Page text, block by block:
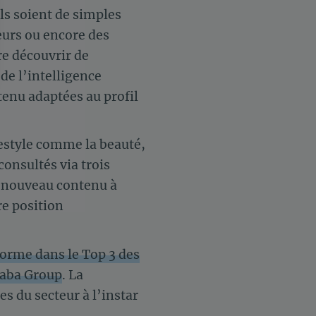
soient de simples
ou encore des
découvrir de
l’intelligence
adaptées au profil
comme la beauté,
via trois
contenu à
position
dans le Top 3 des
Group. La
du secteur à l’instar